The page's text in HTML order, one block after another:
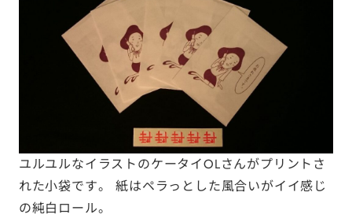
ユルユルなイラストのケータイOLさんがプリントさ
れた小袋です。 紙はペラっとした風合いがイイ感じ
の純白ロール。